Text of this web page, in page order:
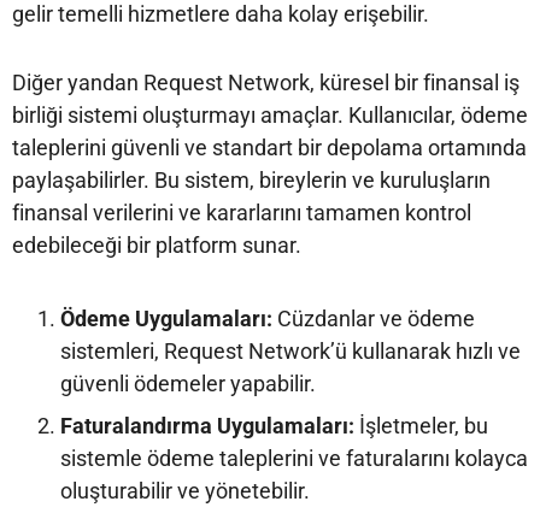
gelir temelli hizmetlere daha kolay erişebilir.
Diğer yandan Request Network, küresel bir finansal iş
birliği sistemi oluşturmayı amaçlar. Kullanıcılar, ödeme
taleplerini güvenli ve standart bir depolama ortamında
paylaşabilirler. Bu sistem, bireylerin ve kuruluşların
finansal verilerini ve kararlarını tamamen kontrol
edebileceği bir platform sunar.
Ödeme Uygulamaları: Cüzdanlar ve ödeme
sistemleri, Request Network’ü kullanarak hızlı ve
güvenli ödemeler yapabilir.
Faturalandırma Uygulamaları: İşletmeler, bu
sistemle ödeme taleplerini ve faturalarını kolayca
oluşturabilir ve yönetebilir.